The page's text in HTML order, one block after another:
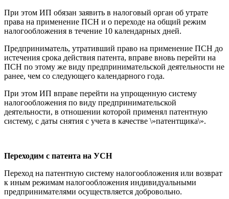
При этом ИП обязан заявить в налоговый орган об утрате
права на применение ПСН и о переходе на общий режим
налогообложения в течение 10 календарных дней.
Предприниматель, утративший право на применение ПСН до
истечения срока действия патента, вправе вновь перейти на
ПСН по этому же виду предпринимательской деятельности не
ранее, чем со следующего календарного года.
При этом ИП вправе перейти на упрощенную систему
налогообложения по виду предпринимательской
деятельности, в отношении которой применял патентную
систему, с даты снятия с учета в качестве \»патентщика\».
Переходим с патента на УСН
Переход на патентную систему налогообложения или возврат
к иным режимам налогообложения индивидуальными
предпринимателями осуществляется добровольно.